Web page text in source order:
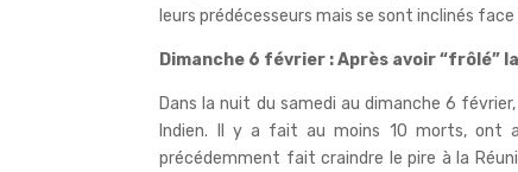
leurs prédécesseurs mais se sont inclinés
Dimanche 6 février : Après avoir “frôlé”
Dans la nuit du samedi au dimanche 6
Indien. Il y a fait au moins 10 morts, ont
précédemment fait craindre le pire à la